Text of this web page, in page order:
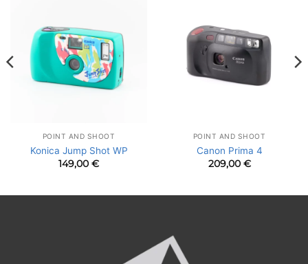
POINT AND SHOOT
Konica Jump Shot WP
149,00 €
POINT AND SHOOT
Canon Prima 4
209,00 €
€.